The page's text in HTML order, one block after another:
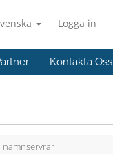
Logga in
Kontakta Oss
namnservrar